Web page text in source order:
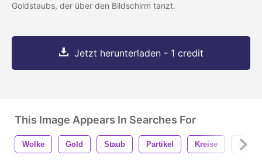
Goldstaubs, der über den Bildschirm tanzt.
Jetzt herunterladen - 1 credit
This Image Appears In Searches For
Wolke Gold Staub Partikel Kreise